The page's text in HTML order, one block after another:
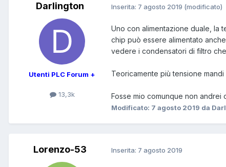
Darlington
Utenti PLC Forum +
13,3k
Inserita: 7 agosto 2019 (modificato)
Uno con alimentazione duale, la
chip può essere alimentato
vedere i condensatori di filtro
Teoricamente più tensione
Fosse mio comunque non andrei
Modificato: 7 agosto 2019 da
Lorenzo-53 Inserita: 7 agosto 2019